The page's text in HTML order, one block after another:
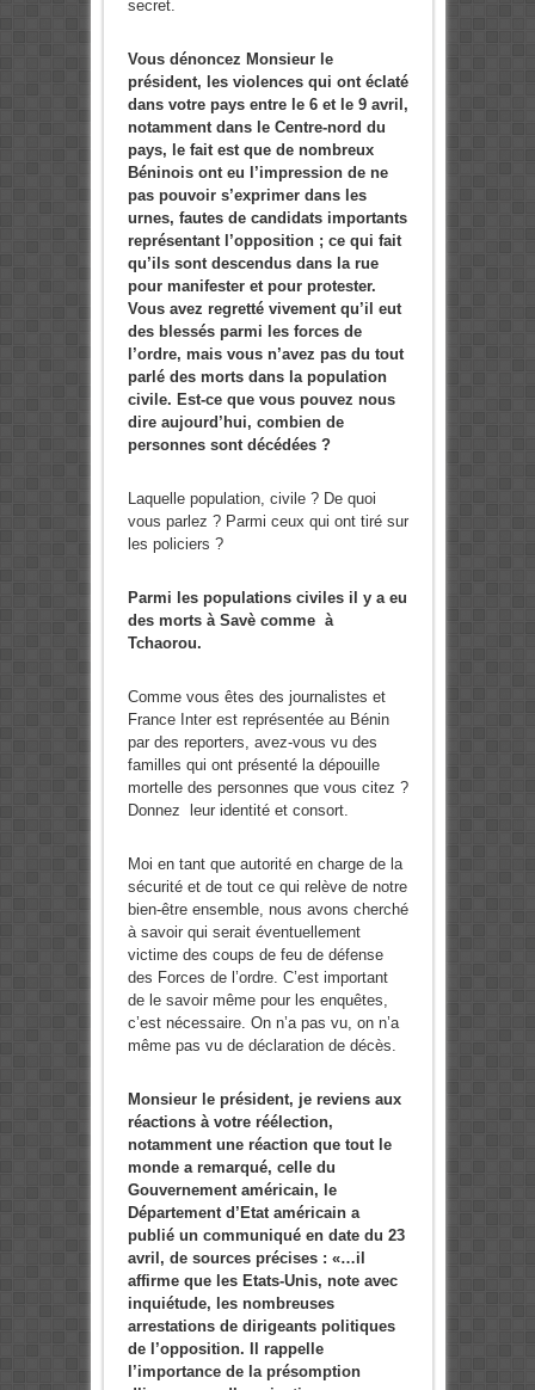
secret.
Vous dénoncez Monsieur le
président, les violences qui ont éclaté
dans votre pays entre le 6 et le 9 avril,
notamment dans le Centre-nord du
pays, le fait est que de nombreux
Béninois ont eu l’impression de ne
pas pouvoir s’exprimer dans les
urnes, fautes de candidats importants
représentant l’opposition ; ce qui fait
qu’ils sont descendus dans la rue
pour manifester et pour protester.
Vous avez regretté vivement qu’il eut
des blessés parmi les forces de
l’ordre, mais vous n’avez pas du tout
parlé des morts dans la population
civile. Est-ce que vous pouvez nous
dire aujourd’hui, combien de
personnes sont décédées ?
Laquelle population, civile ? De quoi
vous parlez ? Parmi ceux qui ont tiré sur
les policiers ?
Parmi les populations civiles il y a eu
des morts à Savè comme à
Tchaorou.
Comme vous êtes des journalistes et
France Inter est représentée au Bénin
par des reporters, avez-vous vu des
familles qui ont présenté la dépouille
mortelle des personnes que vous citez ?
Donnez leur identité et consort.
Moi en tant que autorité en charge de la
sécurité et de tout ce qui relève de notre
bien-être ensemble, nous avons cherché
à savoir qui serait éventuellement
victime des coups de feu de défense
des Forces de l’ordre. C’est important
de le savoir même pour les enquêtes,
c’est nécessaire. On n’a pas vu, on n’a
même pas vu de déclaration de décès.
Monsieur le président, je reviens aux
réactions à votre réélection,
notamment une réaction que tout le
monde a remarqué, celle du
Gouvernement américain, le
Département d’Etat américain a
publié un communiqué en date du 23
avril, de sources précises : «…il
affirme que les Etats-Unis, note avec
inquiétude, les nombreuses
arrestations de dirigeants politiques
de l’opposition. Il rappelle
l’importance de la présomption